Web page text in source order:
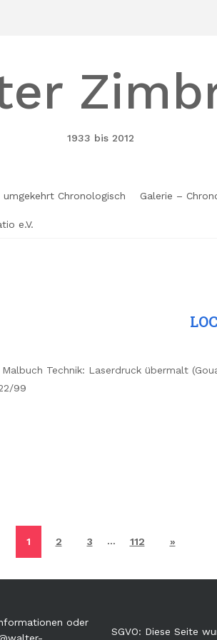
1933 bis 2012
umgekehrt Chronologisch Galerie –
e.V.
Malbuch Technik: Laserdruck übermalt
99
1 2 3 … 112 »
oder
SGVO: Diese Seite